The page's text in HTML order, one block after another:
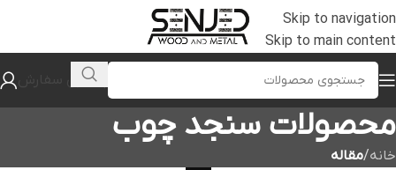
Skip to navigation
Skip to main content
پیگیری سفارش
محصولات سنجد چوب
خانه/مقاله